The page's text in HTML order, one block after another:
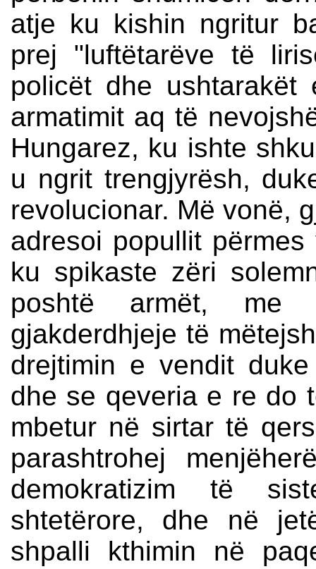
atje ku kishin ngritur
prej "luftëtarëve të
policët dhe ushtarakët
armatimit aq të
Hungarez, ku ishte
u ngrit trengjyrësh,
revolucionar. Më vonë,
adresoi popullit
ku spikaste zëri
poshtë armët, me
gjakderdhjeje të
drejtimin e vendit
dhe se qeveria e re do
mbetur në sirtar të
parashtrohej
demokratizim të
shtetërore, dhe në
shpalli kthimin në